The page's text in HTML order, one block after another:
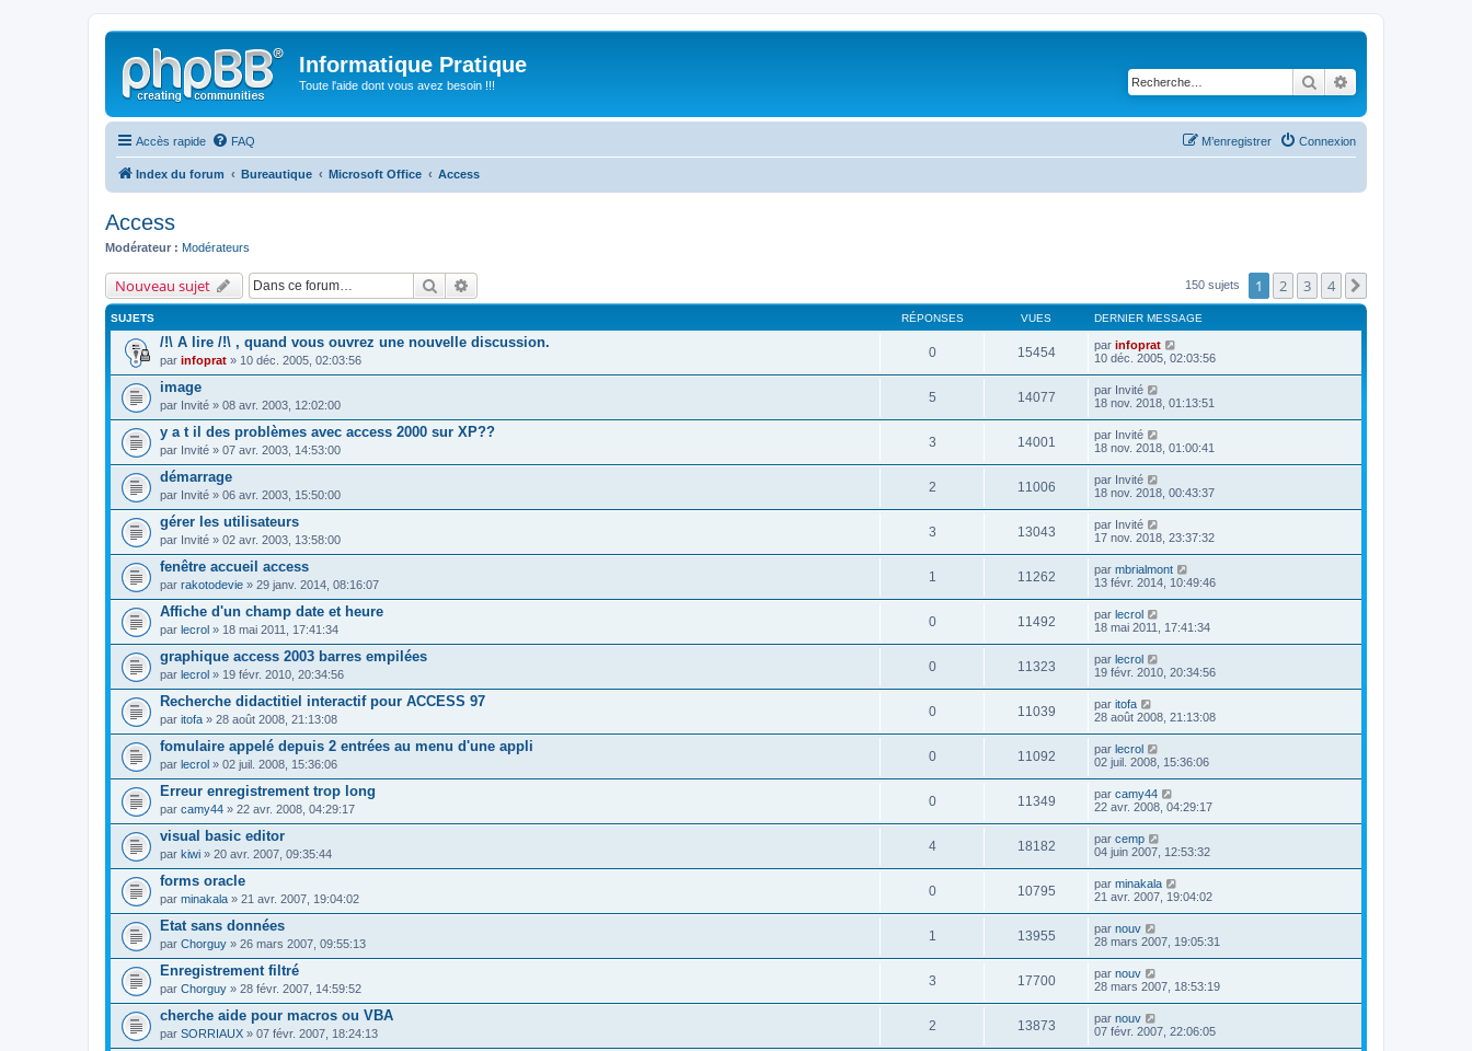
Informatique Pratique
Toute l'aide dont vous avez besoin !!! Rechercher
Accès rapide FAQ Connexion
M’enregistrer
Index du forum Bureautique Microsoft Office Access
Access
Modérateur : Modérateurs
Nouveau sujet Rechercher 150 sujets 1 2 3 4
SUJETS RÉPONSES VUES DERNIER MESSAGE
/!\ A lire /!\ , quand vous ouvrez une nouvelle discussion.
par infoprat » 10 déc. 2005, 02:03:56
0 15454 par infoprat
10 déc. 2005, 02:03:56
image
par Invité » 08 avr. 2003, 12:02:00
5 14077 par Invité
18 nov. 2018, 01:13:51
y a t il des problèmes avec access 2000 sur XP??
par Invité » 07 avr. 2003, 14:53:00
3 14001 par Invité
18 nov. 2018, 01:00:41
démarrage
par Invité » 06 avr. 2003, 15:50:00
2 11006 par Invité
18 nov. 2018, 00:43:37
gérer les utilisateurs
par Invité » 02 avr. 2003, 13:58:00
3 13043 par Invité
17 nov. 2018, 23:37:32
fenêtre accueil access
par rakotodevie » 29 janv. 2014, 08:16:07
1 11262 par mbrialmont
13 févr. 2014, 10:49:46
Affiche d'un champ date et heure
par lecrol » 18 mai 2011, 17:41:34
0 11492 par lecrol
18 mai 2011, 17:41:34
graphique access 2003 barres empilées
par lecrol » 19 févr. 2010, 20:34:56
0 11323 par lecrol
19 févr. 2010, 20:34:56
Recherche didactitiel interactif pour ACCESS 97
par itofa » 28 août 2008, 21:13:08
0 11039 par itofa
28 août 2008, 21:13:08
fomulaire appelé depuis 2 entrées au menu d'une appli
par lecrol » 02 juil. 2008, 15:36:06
0 11092 par lecrol
02 juil. 2008, 15:36:06
Erreur enregistrement trop long
par camy44 » 22 avr. 2008, 04:29:17
0 11349 par camy44
22 avr. 2008, 04:29:17
visual basic editor
par kiwi » 20 avr. 2007, 09:35:44
4 18182 par cemp
04 juin 2007, 12:53:32
forms oracle
par minakala » 21 avr. 2007, 19:04:02
0 10795 par minakala
21 avr. 2007, 19:04:02
Etat sans données
par Chorguy » 26 mars 2007, 09:55:13
1 13955 par nouv
28 mars 2007, 19:05:31
Enregistrement filtré
par Chorguy » 28 févr. 2007, 14:59:52
3 17700 par nouv
28 mars 2007, 18:53:19
cherche aide pour macros ou VBA
par SORRIAUX » 07 févr. 2007, 18:24:13
2 13873 par nouv
07 févr. 2007, 22:06:05